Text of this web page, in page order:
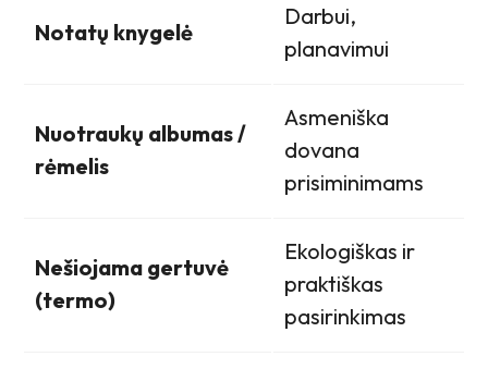
Notatų knygelė
Darbui,
planavimui
Nuotraukų albumas /
rėmelis
Asmeniška
dovana
prisiminimams
Nešiojama gertuvė
(termo)
Ekologiškas ir
praktiškas
pasirinkimas